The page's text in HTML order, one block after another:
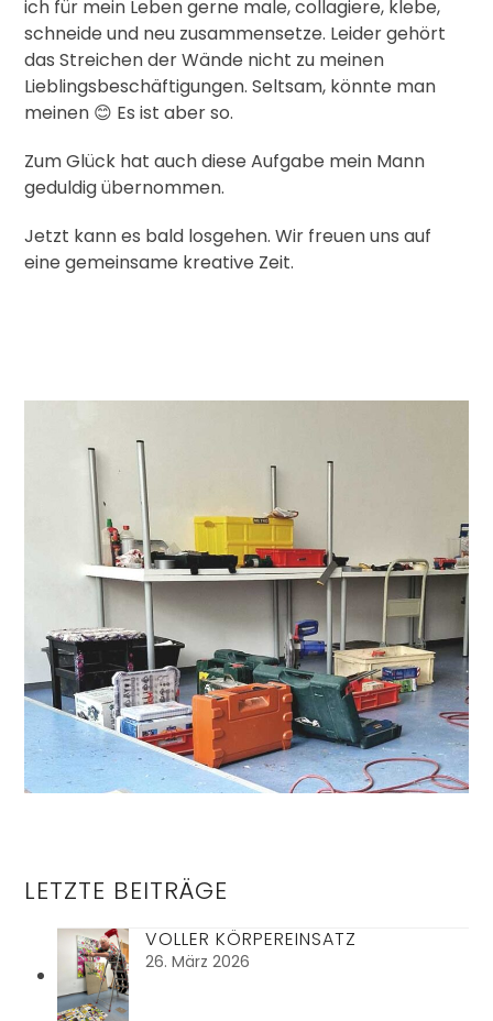
ich für mein Leben gerne male, collagiere, klebe,
schneide und neu zusammensetze. Leider gehört
das Streichen der Wände nicht zu meinen
Lieblingsbeschäftigungen. Seltsam, könnte man
meinen 😊 Es ist aber so.
Zum Glück hat auch diese Aufgabe mein Mann
geduldig übernommen.
Jetzt kann es bald losgehen. Wir freuen uns auf
eine gemeinsame kreative Zeit.
LETZTE BEITRÄGE
VOLLER KÖRPEREINSATZ
26. März 2026